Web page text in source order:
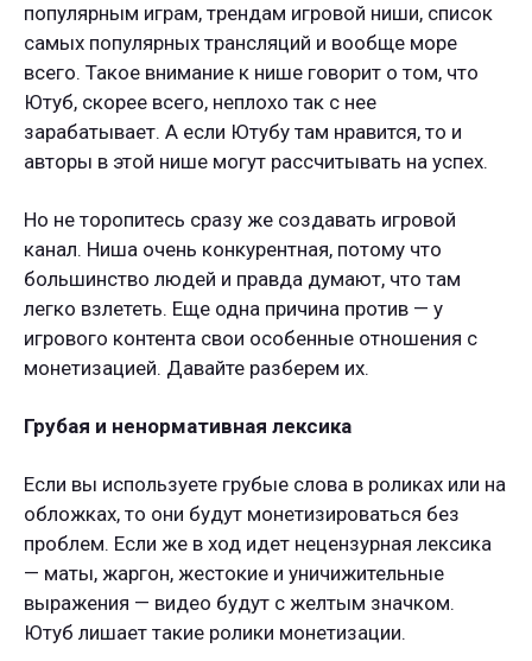
популярным играм, трендам игровой ниши, список
самых популярных трансляций и вообще море
всего. Такое внимание к нише говорит о том, что
Ютуб, скорее всего, неплохо так с нее
зарабатывает. А если Ютубу там нравится, то и
авторы в этой нише могут рассчитывать на успех.
Но не торопитесь сразу же создавать игровой
канал. Ниша очень конкурентная, потому что
большинство людей и правда думают, что там
легко взлететь. Еще одна причина против — у
игрового контента свои особенные отношения с
монетизацией. Давайте разберем их.
Грубая и ненормативная лексика
Если вы используете грубые слова в роликах или на
обложках, то они будут монетизироваться без
проблем. Если же в ход идет нецензурная лексика
— маты, жаргон, жестокие и уничижительные
выражения — видео будут с желтым значком.
Ютуб лишает такие ролики монетизации.